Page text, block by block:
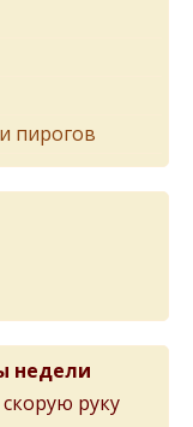
пирогов
недели
руку